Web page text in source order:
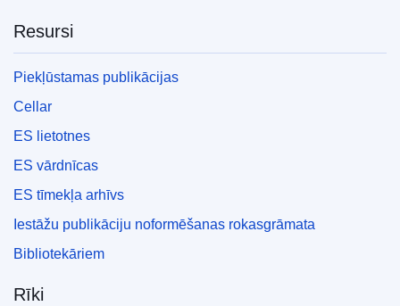
Resursi
Piekļūstamas publikācijas
Cellar
ES lietotnes
ES vārdnīcas
ES tīmekļa arhīvs
Iestāžu publikāciju noformēšanas rokasgrāmata
Bibliotekāriem
Rīki